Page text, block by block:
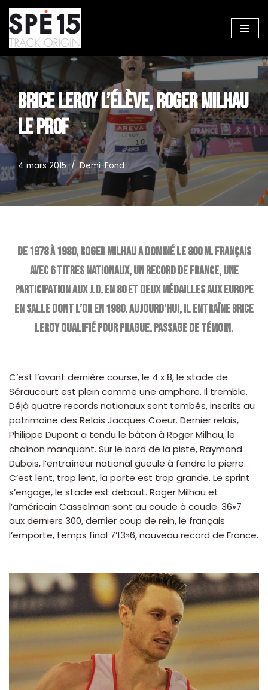
Aller
au
contenu
BRICE LEROY L’ÉLÈVE, ROGER MILHAU
LE PROF
4 mars 2015 Demi-Fond
De 1978 à 1980, Roger Milhau a dominé le 800 m. français
avec 6 titres nationaux, un record de France, une
participation aux J.O. en 80 et deux médailles aux Europe
en salle dont l’or en 1980. Aujourd’hui, il entraîne Brice
Leroy qualifié pour Prague. Passage de témoin.
C’est l’avant dernière course, le 4 x 8, le stade de
Séraucourt est plein comme une amphore. Il tremble.
Déjà quatre records nationaux sont tombés, inscrits au
patrimoine des Relais Jacques Coeur. Dernier relais,
Philippe Dupont a tendu le bâton à Roger Milhau, le
chaînon manquant. Sur le bord de la piste, Raymond
Dubois, l’entraîneur national gueule à fendre la pierre.
C’est lent, trop lent, la porte est trop grande. Le sprint
s’engage, le stade est debout. Roger Milhau et
l’américain Casselman sont au coude à coude. 36»7
aux derniers 300, dernier coup de rein, le français
l’emporte, temps final 7’13»6, nouveau record de France.